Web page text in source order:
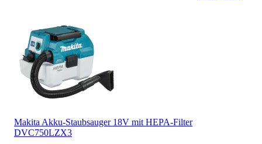
Makita Akku-Staubsauger 18V mit HEPA-Filter
DVC750LZX3